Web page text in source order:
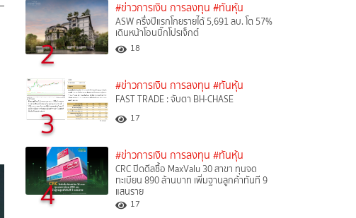
2
#ข่าวการเงิน การลงทุน #ทันหุ้น
ASW ครึ่งปีแรกโกยรายได้ 5,691 ลบ. โต 57%
เดินหน้าโอนบิ๊กโปรเจ็กต์
18
3
#ข่าวการเงิน การลงทุน #ทันหุ้น
FAST TRADE : จับตา BH-CHASE
17
4
#ข่าวการเงิน การลงทุน #ทันหุ้น
CRC ปิดดีลซื้อ MaxValu 30 สาขา ทุนจด
ทะเบียน 890 ล้านบาท เพิ่มฐานลูกค้าทันที 9
แสนราย
17